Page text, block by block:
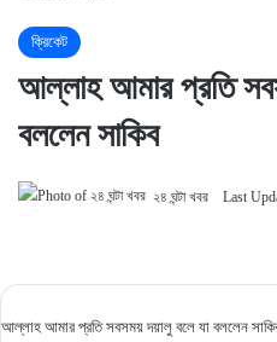
ক্রিকেট
আল্লাহ আমার প্রতি
বললেন সাকিব
২৪ ঘন্টা খবর Last
আল্লাহ আমার প্রতি সবসময় দয়ালু বলে যা বললেন